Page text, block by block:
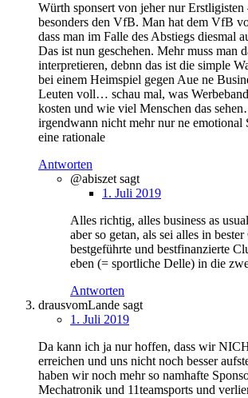
Würth sponsert von jeher nur Erstligisten
besonders den VfB. Man hat dem VfB
dass man im Falle des Abstiegs diesmal
Das ist nun geschehen. Mehr muss man
interpretieren, debnn das ist die simple
bei einem Heimspiel gegen Aue ne
Leuten voll… schau mal, was
kosten und wie viel Menschen das
irgendwann nicht mehr nur ne emotional
eine rationale
Antworten
@abiszet sagt
1. Juli 2019
Alles richtig, alles business as
aber so getan, als sei alles in
bestgeführte und bestfinanzierte
eben (= sportliche Delle) in die
Antworten
drausvomLande sagt
1. Juli 2019
Da kann ich ja nur hoffen, dass wir
erreichen und uns nicht noch besser
haben wir noch mehr so namhafte
Mechatronik und 11teamsports und